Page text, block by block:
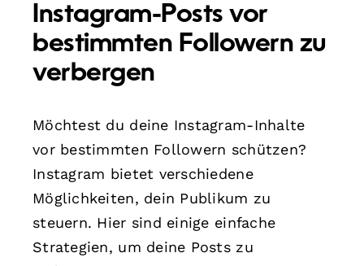
Instagram-Posts vor
bestimmten Followern zu
verbergen
Möchtest du deine Instagram-Inhalte
vor bestimmten Followern schützen?
Instagram bietet verschiedene
Möglichkeiten, dein Publikum zu
steuern. Hier sind einige einfache
Strategien, um deine Posts zu